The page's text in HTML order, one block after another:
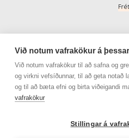
Þjónusta
Afhendingarmöguleikar
Skilareglur
Algengar spurningar
Við notum vafrakökur á
Við notum vafrakökur til að safna og
og virkni vefsíðunnar, til að geta notað
og til að bæta efni og birta viðeigandi
vafrakökur
Stillingar á